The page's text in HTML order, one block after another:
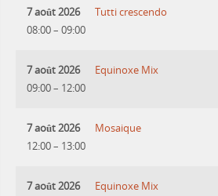
7 août 2026
08:00– 09:00
Tutti crescendo
7 août 2026
09:00– 12:00
Equinoxe Mix
7 août 2026
12:00– 13:00
Mosaique
7 août 2026
Equinoxe Mix